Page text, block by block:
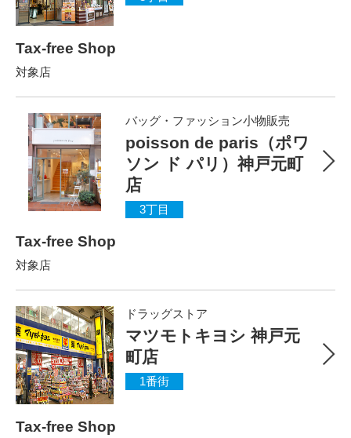
Tax-free Shop
対象店
バッグ・ファッション小物販売
poisson de paris（ポワ
ソン ド パリ）神戸元町
店
3丁目
Tax-free Shop
対象店
ドラッグストア
マツモトキヨシ 神戸元
町店
1番街
Tax-free Shop